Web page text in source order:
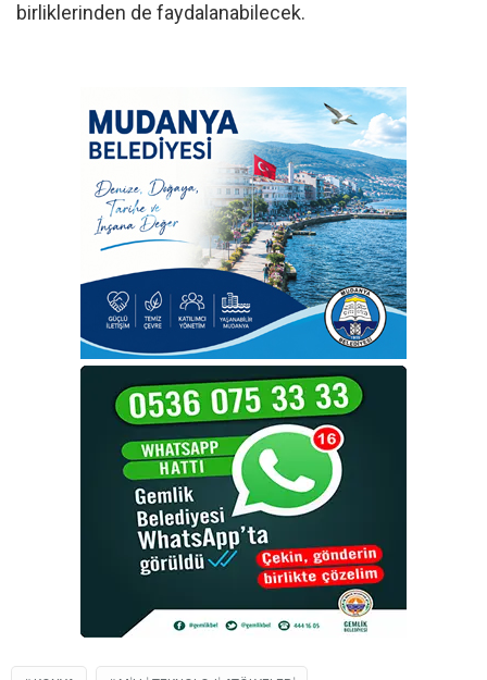
birliklerinden de faydalanabilecek.